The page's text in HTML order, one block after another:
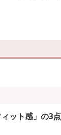
ィット感」の3点